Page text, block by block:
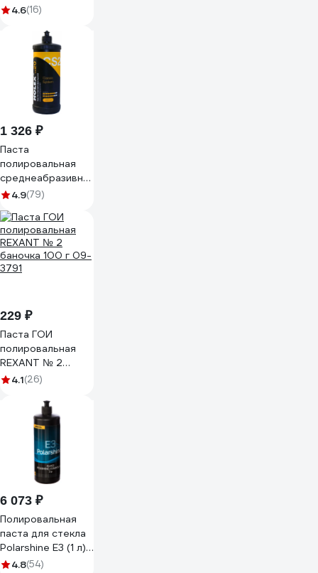
2705
4.6(16)
1 326 ₽
Паста
полировальная
среднеабразивная
СS20 1000 мл
382710
4.9(79)
229 ₽
Паста ГОИ
полировальная
REXANT № 2
баночка 100 г 09-
4.1(26)
6 073 ₽
Полировальная
паста для стекла
Polarshine E3 (1 л)
MIRKA 7990310111
4.8(54)